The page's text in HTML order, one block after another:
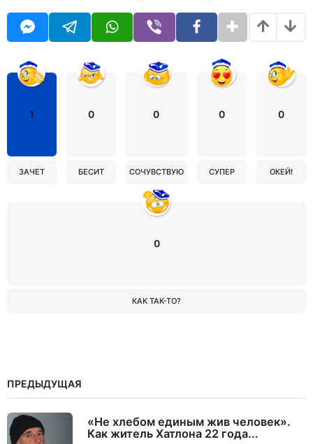
1
ЗАЧЕТ
0
БЕСИТ
0
СОЧУВСТВУЮ
0
СУПЕР
0
ОКЕЙ!
0
КАК ТАК-ТО?
ПРЕДЫДУЩАЯ
«Не хлебом единым жив человек».
Как житель Хатлона 22 года...